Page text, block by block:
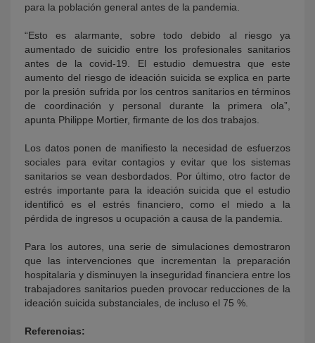
para la población general antes de la pandemia.
“Esto es alarmante, sobre todo debido al riesgo ya
aumentado de suicidio entre los profesionales sanitarios
antes de la covid-19. El estudio demuestra que este
aumento del riesgo de ideación suicida se explica en parte
por la presión sufrida por los centros sanitarios en términos
de coordinación y personal durante la primera ola”,
apunta Philippe Mortier, firmante de los dos trabajos.
Los datos ponen de manifiesto la necesidad de esfuerzos
sociales para evitar contagios y evitar que los sistemas
sanitarios se vean desbordados. Por último, otro factor de
estrés importante para la ideación suicida que el estudio
identificó es el estrés financiero, como el miedo a la
pérdida de ingresos u ocupación a causa de la pandemia.
Para los autores, una serie de simulaciones demostraron
que las intervenciones que incrementan la preparación
hospitalaria y disminuyen la inseguridad financiera entre los
trabajadores sanitarios pueden provocar reducciones de la
ideación suicida substanciales, de incluso el 75 %.
Referencias: